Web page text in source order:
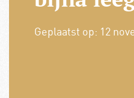
Geplaatst op: 12